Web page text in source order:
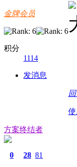
金牌会员
积分
1114
发消息
方案终结者
0 28 81